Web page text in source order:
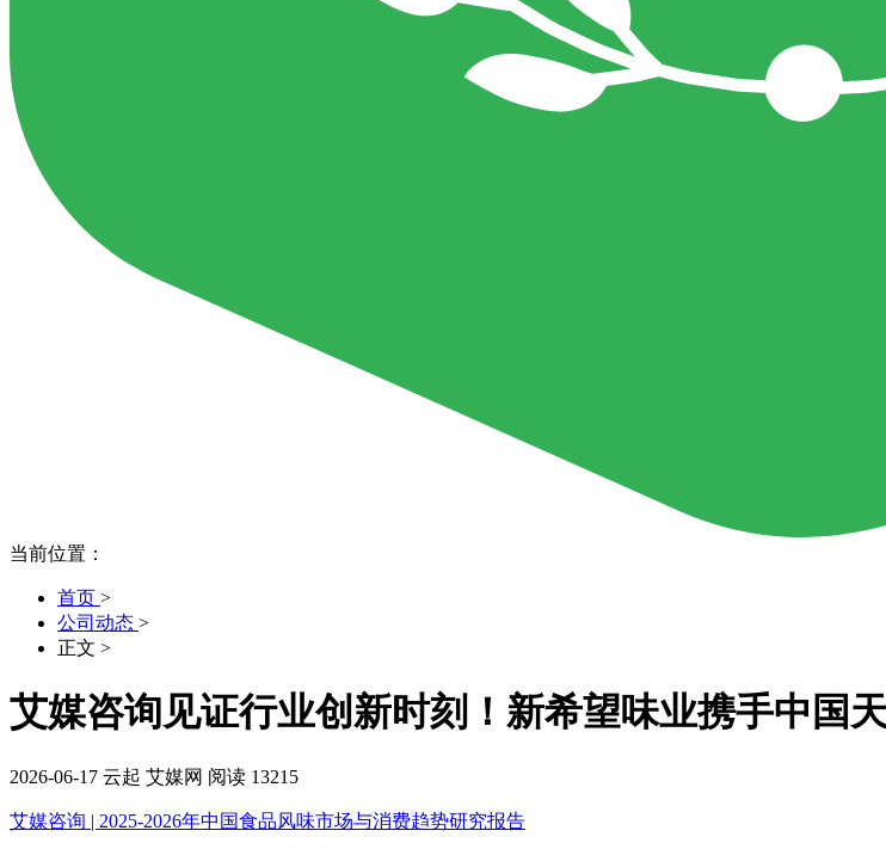
当前位置：
首页 >
公司动态 >
正文 >
艾媒咨询见证行业创新时刻！新希望味业携手中国
2026-06-17 云起 艾媒网 阅读 13215
艾媒咨询 | 2025-2026年中国食品风味市场与消费趋势研究报告